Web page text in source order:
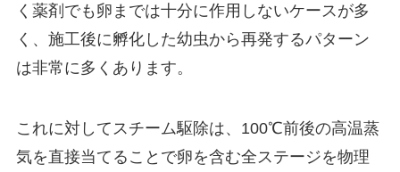
く薬剤でも卵までは十分に作用しないケースが多
く、施工後に孵化した幼虫から再発するパターン
は非常に多くあります。
これに対してスチーム駆除は、100℃前後の高温蒸
気を直接当てることで卵を含む全ステージを物理